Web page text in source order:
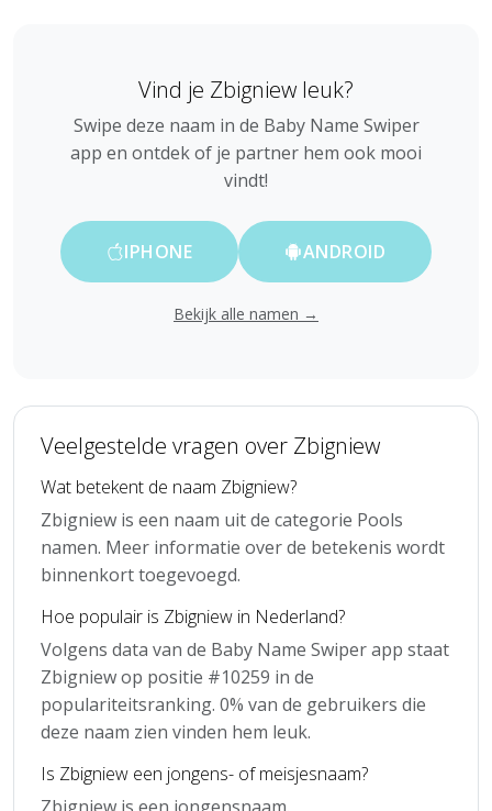
Vind je Zbigniew leuk?
Swipe deze naam in de Baby Name Swiper
app en ontdek of je partner hem ook mooi
vindt!
IPHONE ANDROID
Bekijk alle namen →
Veelgestelde vragen over Zbigniew
Wat betekent de naam Zbigniew?
Zbigniew is een naam uit de categorie Pools
namen. Meer informatie over de betekenis wordt
binnenkort toegevoegd.
Hoe populair is Zbigniew in Nederland?
Volgens data van de Baby Name Swiper app staat
Zbigniew op positie #10259 in de
populariteitsranking. 0% van de gebruikers die
deze naam zien vinden hem leuk.
Is Zbigniew een jongens- of meisjesnaam?
Zbigniew is een jongensnaam.